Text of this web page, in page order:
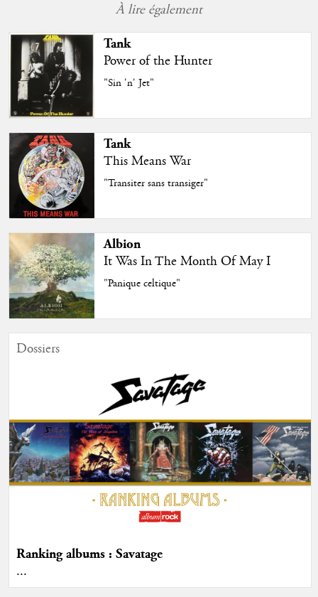
À lire également
Tank
Power of the Hunter
"Sin 'n' Jet"
Tank
This Means War
"Transiter sans transiger"
Albion
It Was In The Month Of May I
"Panique celtique"
Dossiers
Ranking albums : Savatage
...